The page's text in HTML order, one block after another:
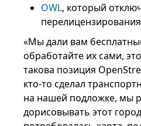
OWL, который
«Мы дали вам
обработайте их сами,
такова позиция
кто-то сделал
на нашей подложке, мы
дорисовывать этот